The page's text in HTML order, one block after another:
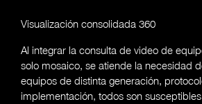
Visualización consolidada 360
Al integrar la consulta de video de
solo mosaico, se atiende la necesidad
equipos de distinta generación,
implementación, todos son